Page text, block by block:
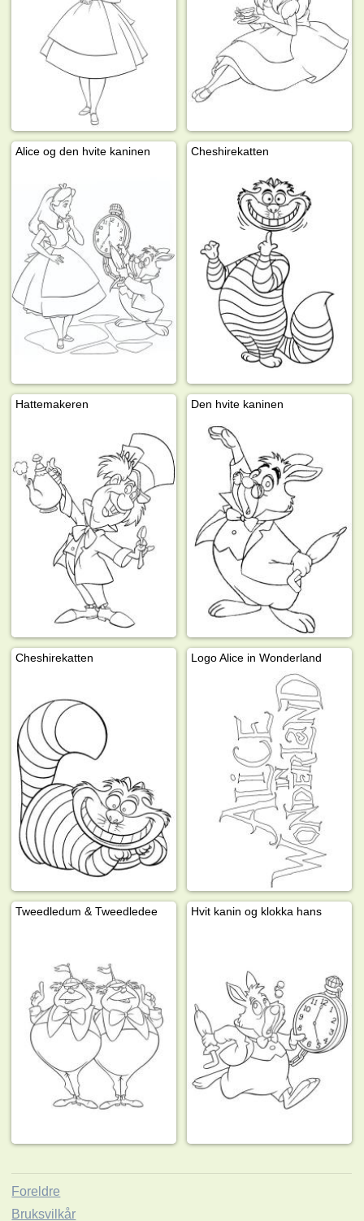
Alice og den hvite kaninen Cheshirekatten
Hattemakeren Den hvite kaninen
Cheshirekatten Logo Alice in Wonderland
Tweedledum & Tweedledee Hvit kanin og klokka hans
Foreldre
Bruksvilkår